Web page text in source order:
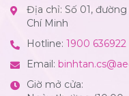
Địa chỉ: Số 01, đường
Chí Minh
Hotline: 1900 636922
Email:
Giờ mở cửa: